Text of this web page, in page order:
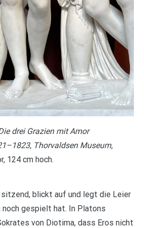
drei Grazien mit Amor
Thorvaldsen Museum,
124 cm hoch.
sitzend, blickt auf und legt die Leier
noch gespielt hat. In Platons
von Diotima, dass Eros nicht